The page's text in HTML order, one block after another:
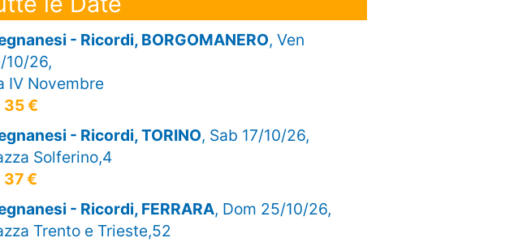
- Ricordi, BORGOMANERO, Ven
10/26,
IV Novembre
35 €
- Ricordi, TORINO, Sab 17/10/26,
Solferino,4
37 €
- Ricordi, FERRARA, Dom 25/10/26,
Trento e Trieste,52